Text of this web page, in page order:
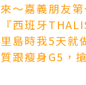
來～嘉義朋友
『西班牙
里島時我5天就
質跟瘦身G5，